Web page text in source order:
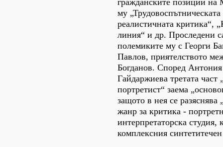
му
реалистичната критика“,
линия“ и др. Проследени
полемиките му с Георги
Павлов, приятелството
Богданов. Според
Гайдаржиева третата част
портретист“ заема
защото в нея се разяснява
жанр за критика -
интерпретаторска студия,
комплексния